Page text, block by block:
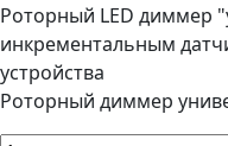
Роторный LED диммер
инкрементальным
устройства
Роторный диммер